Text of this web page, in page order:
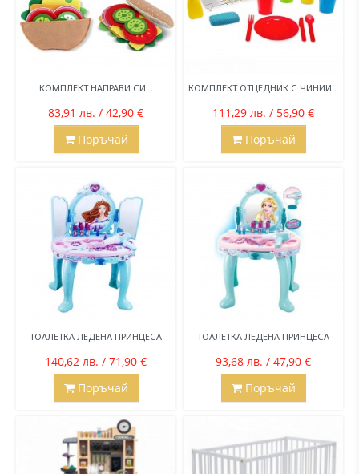
КОМПЛЕКТ НАПРАВИ СИ...
83,91 лв. / 42,90 €
Поръчай
КОМПЛЕКТ ОТЦЕДНИК С ЧИНИИ...
111,29 лв. / 56,90 €
Поръчай
ТОАЛЕТКА ЛЕДЕНА ПРИНЦЕСА
140,62 лв. / 71,90 €
Поръчай
ТОАЛЕТКА ЛЕДЕНА ПРИНЦЕСА
93,68 лв. / 47,90 €
Поръчай